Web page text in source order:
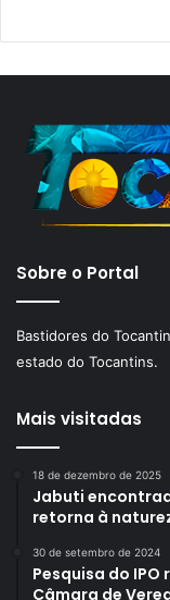
Sobre o Portal
Bastidores do
estado do Tocantins.
Mais visitadas
18 de dezembro de 2025
Jabuti
retorna à
30 de setembro de 2024
Pesquisa do
Câmara de